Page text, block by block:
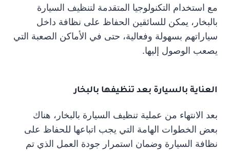
مع استخدام التكنولوجيا المتقدمة لتنظيف السيارة
بالبخار، يمكن للسائقين الحفاظ على نظافة داخل
سياراتهم بسهولة وفعالية، حتى في الأماكن الصعبة التي
يصعب الوصول إليها.
العناية بالسيارة بعد تنظيفها بالبخار
بعد الانتهاء من عملية تنظيف السيارة بالبخار، هناك
بعض الخطوات الهامة التي يجب اتباعها للحفاظ على
نظافة السيارة وضمان استمرار جودة العمل الذي تم